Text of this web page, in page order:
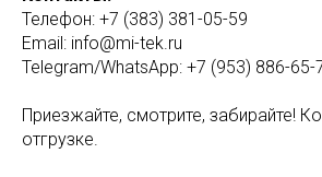
Телефон: +7 (383) 381-05-59
Email: info@mi-tek.ru
Telegram/WhatsApp: +7 (953) 886-65-
Приезжайте, смотрите, забирайте!
отгрузке.